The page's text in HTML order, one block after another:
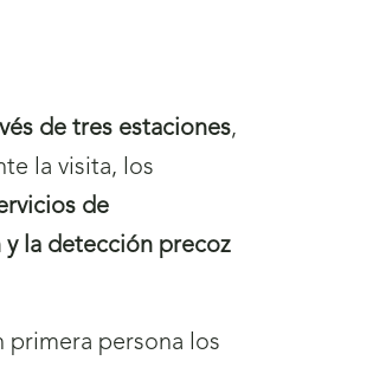
de tres estaciones,
la visita, los
de
y la detección precoz
primera persona los